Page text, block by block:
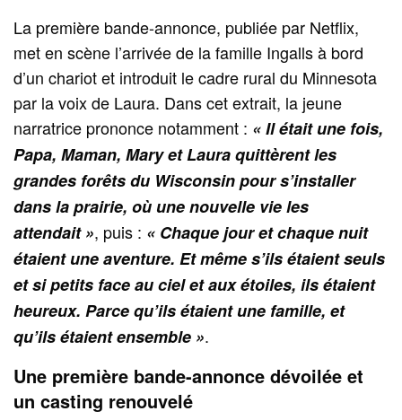
La première bande-annonce, publiée par Netflix,
met en scène l’arrivée de la famille Ingalls à bord
d’un chariot et introduit le cadre rural du Minnesota
par la voix de Laura. Dans cet extrait, la jeune
narratrice prononce notamment : « Il était une fois,
Papa, Maman, Mary et Laura quittèrent les
grandes forêts du Wisconsin pour s’installer
dans la prairie, où une nouvelle vie les
attendait », puis : « Chaque jour et chaque nuit
étaient une aventure. Et même s’ils étaient seuls
et si petits face au ciel et aux étoiles, ils étaient
heureux. Parce qu’ils étaient une famille, et
qu’ils étaient ensemble ».
Une première bande-annonce dévoilée et
un casting renouvelé